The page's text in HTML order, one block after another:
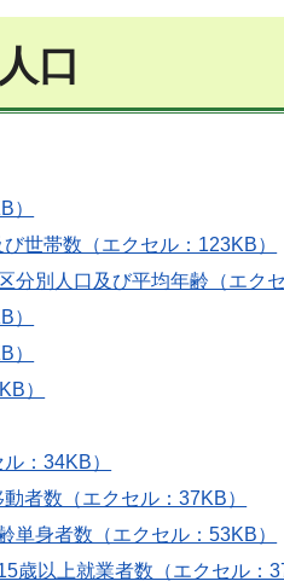
口
）
世帯数（エクセル：123KB）
別人口及び平均年齢（エク
）
）
）
：34KB）
者数（エクセル：37KB）
単身者数（エクセル：53KB）
歳以上就業者数（エクセル：